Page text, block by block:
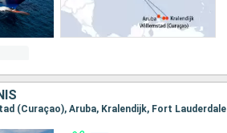
(Curaçao), Aruba, Kralendijk, Fort Lauderdale